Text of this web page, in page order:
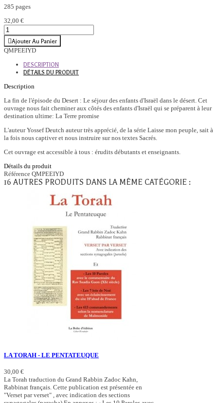
285 pages
32,00 €
Ajouter Au Panier
QMPEEIYD
DESCRIPTION
DÉTAILS DU PRODUIT
Description
La fin de l'épisode du Desert : Le séjour des enfants d'Israël dans le désert. Cet
ouvrage nous fait cheminer aux côtés des enfants d'Israël qui se préparent à leur
destination ultime: La Terre promise
L'auteur Yossef Deutch auteur très apprécié, de la série Laisse mon peuple, sait à
la fois nous captiver et nous instruire sur nos textes Sacrés.
Cet ouvrage est accessible à tous : érudits débutants et enseignants.
Détails du produit
Référence QMPEEIYD
16 AUTRES PRODUITS DANS LA MÊME CATÉGORIE :
LA TORAH - LE PENTATEUQUE
30,00 €
La Torah traduction du Grand Rabbin Zadoc Kahn,
Rabbinat français. Cette publication est présentée en
"Verset par verset" , avec indication des sections